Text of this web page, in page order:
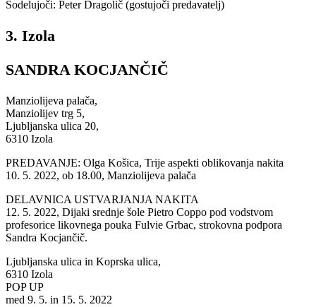
Sodelujoči: Peter Dragolič (gostujoči predavatelj)
3. Izola
SANDRA KOCJANČIČ
Manziolijeva palača,
Manziolijev trg 5,
Ljubljanska ulica 20,
6310 Izola
PREDAVANJE: Olga Košica, Trije aspekti oblikovanja nakita
10. 5. 2022, ob 18.00, Manziolijeva palača
DELAVNICA USTVARJANJA NAKITA
12. 5. 2022, Dijaki srednje šole Pietro Coppo pod vodstvom
profesorice likovnega pouka Fulvie Grbac, strokovna podpora
Sandra Kocjančič.
Ljubljanska ulica in Koprska ulica,
6310 Izola
POP UP
med 9. 5. in 15. 5. 2022